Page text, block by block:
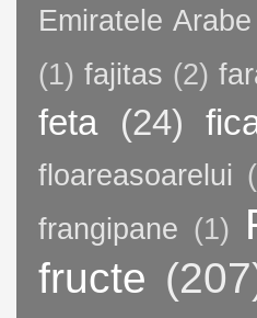
Emiratele
(1) fajitas (2)
feta (24)
floareasoarelui
frangipane (1)
fructe